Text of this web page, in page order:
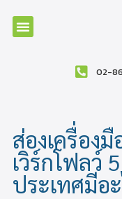
02-
ส่องเครื่องมื
เวิร์กโฟลว์
ประเทศมีอ